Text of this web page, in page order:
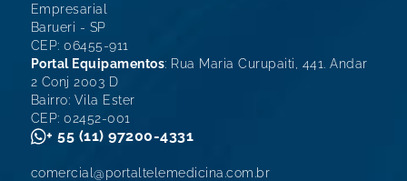
Empresarial
Barueri - SP
CEP: 06455-911
Portal Equipamentos: Rua Maria Curupaiti, 441. Andar
2 Conj 2003 D
Bairro: Vila Ester
CEP: 02452-001
+ 55 (11) 97200-4331
comercial@portaltelemedicina.com.br